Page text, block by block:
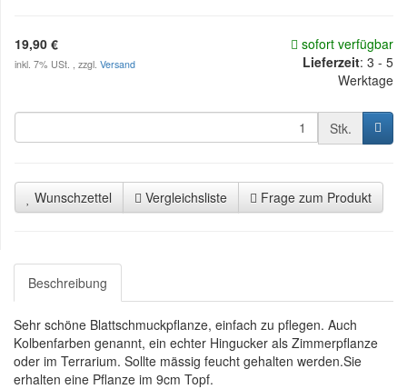
19,90 €
inkl. 7% USt. , zzgl. Versand
sofort verfügbar
Lieferzeit: 3 - 5
Werktage
Stk.
Wunschzettel Vergleichsliste Frage zum Produkt
Beschreibung
Sehr schöne Blattschmuckpflanze, einfach zu pflegen. Auch
Kolbenfarben genannt, ein echter Hingucker als Zimmerpflanze
oder im Terrarium. Sollte mässig feucht gehalten werden.Sie
erhalten eine Pflanze im 9cm Topf.